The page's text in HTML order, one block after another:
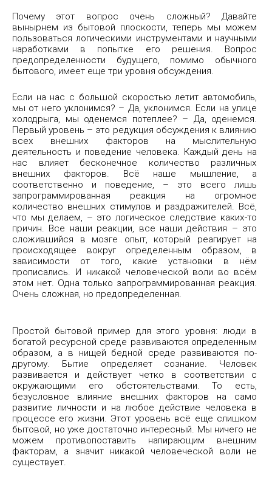
Почему этот вопрос очень сложный? Давайте
вынырнем из бытовой плоскости, теперь мы можем
пользоваться логическими инструментами и научными
наработками в попытке его решения. Вопрос
предопределенности будущего, помимо обычного
бытового, имеет еще три уровня обсуждения.
Если на нас с большой скоростью летит автомобиль,
мы от него уклонимся? – Да, уклонимся. Если на улице
холодрыга, мы оденемся потеплее? – Да, оденемся.
Первый уровень – это редукция обсуждения к влиянию
всех внешних факторов на мыслительную
деятельность и поведение человека. Каждый день на
нас влияет бесконечное количество различных
внешних факторов. Всё наше мышление, а
соответственно и поведение, – это всего лишь
запрограммированная реакция на огромное
количество внешних стимулов и раздражителей. Всё,
что мы делаем, – это логическое следствие каких-то
причин. Все наши реакции, все наши действия – это
сложившийся в мозге опыт, который реагирует на
происходящее вокруг определенным образом, в
зависимости от того, какие установки в нём
прописались. И никакой человеческой воли во всём
этом нет. Одна только запрограммированная реакция.
Очень сложная, но предопределенная.
Простой бытовой пример для этого уровня: люди в
богатой ресурсной среде развиваются определенным
образом, а в нищей бедной среде развиваются по-
другому. Бытие определяет сознание. Человек
развивается и действует четко в соответствии с
окружающими его обстоятельствами. То есть,
безусловное влияние внешних факторов на само
развитие личности и на любое действие человека в
процессе его жизни. Этот уровень всё еще слишком
бытовой, но уже достаточно интересный. Мы ничего не
можем противопоставить напирающим внешним
факторам, а значит никакой человеческой воли не
существует.